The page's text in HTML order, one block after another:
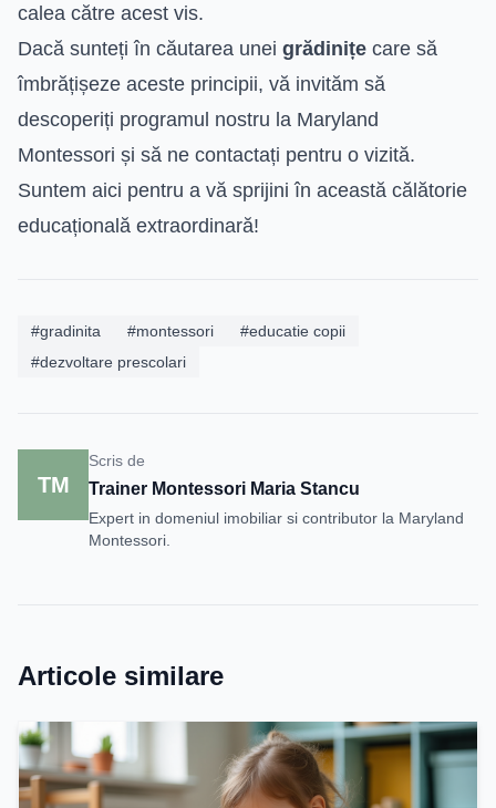
calea către acest vis.
Dacă sunteți în căutarea unei grădinițe care să
îmbrățișeze aceste principii, vă invităm să
descoperiți programul nostru la Maryland
Montessori și să ne contactați pentru o vizită.
Suntem aici pentru a vă sprijini în această călătorie
educațională extraordinară!
#gradinita #montessori
#educatie copii
#dezvoltare prescolari
TM
Scris de
Trainer Montessori Maria Stancu
Expert in domeniul imobiliar si contributor la Maryland
Montessori.
Articole similare